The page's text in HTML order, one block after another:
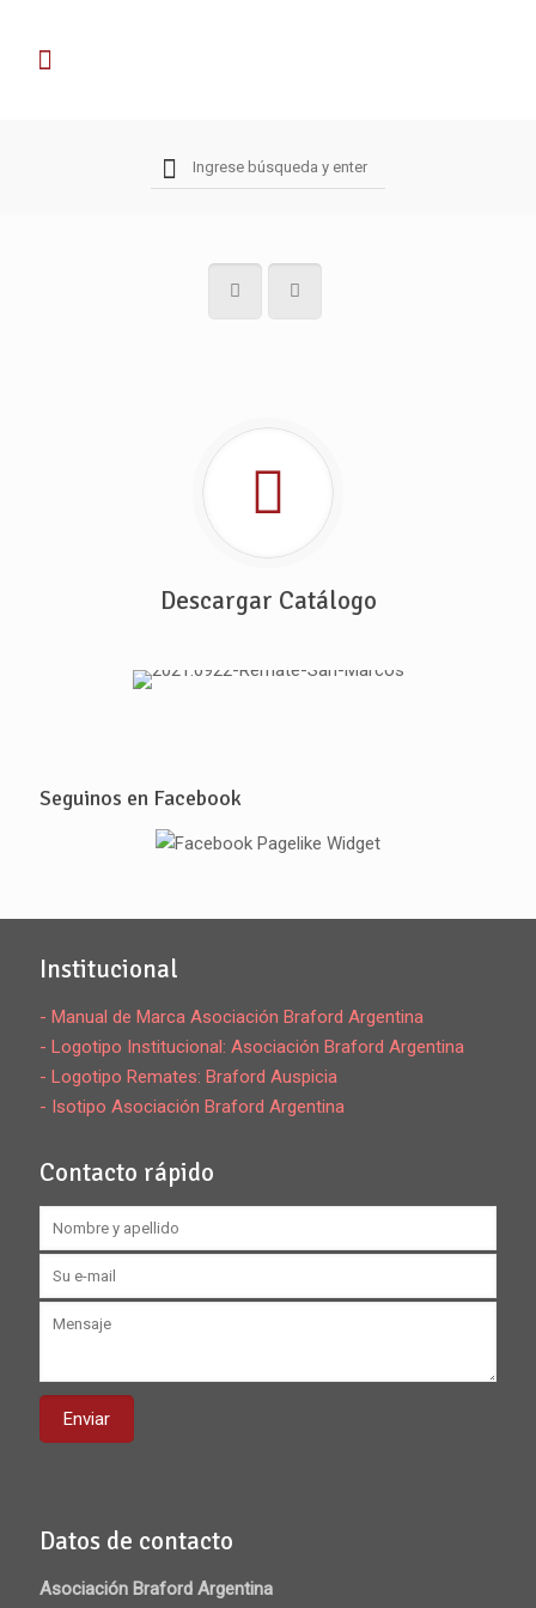
Descargar Catálogo
Seguinos en Facebook
Institucional
- Manual de Marca Asociación Braford Argentina
- Logotipo Institucional: Asociación Braford Argentina
- Logotipo Remates: Braford Auspicia
- Isotipo Asociación Braford Argentina
Contacto rápido
Datos de contacto
Asociación Braford Argentina